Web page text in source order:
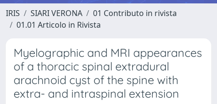
IRIS SIARI VERONA
01 Contributo in rivista
01.01 Articolo in Rivista
Myelographic and MRI appearances
of a thoracic spinal extradural
arachnoid cyst of the spine with
extra- and intraspinal extension